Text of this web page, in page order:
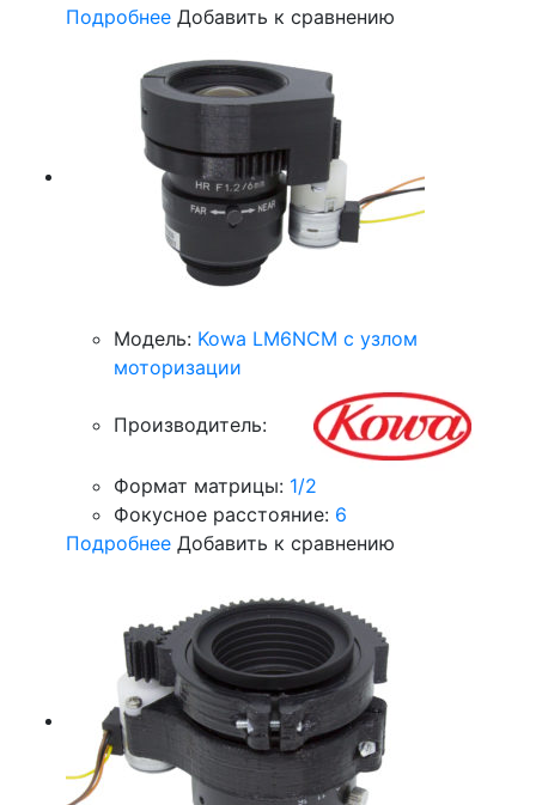
Подробнее Добавить к сравнению
Модель: Kowa LM6NCM с узлом
моторизации
Производитель:
Формат матрицы: 1/2
Фокусное расстояние: 6
Подробнее Добавить к сравнению